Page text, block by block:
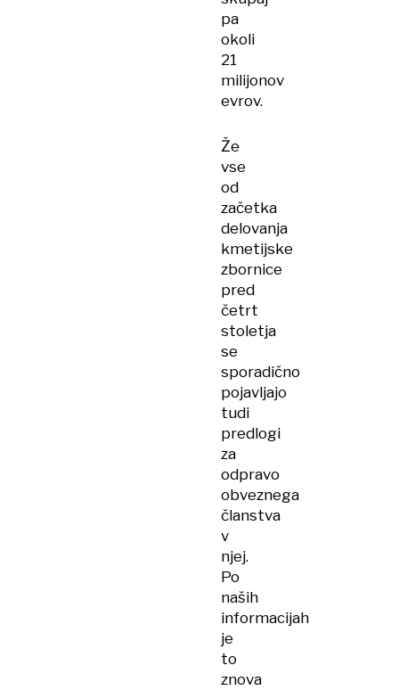
pa
okoli
21
milijonov
evrov.
Že
vse
od
začetka
delovanja
kmetijske
zbornice
pred
četrt
stoletja
se
sporadično
pojavljajo
tudi
predlogi
za
odpravo
obveznega
članstva
v
njej.
Po
naših
informacijah
je
to
znova